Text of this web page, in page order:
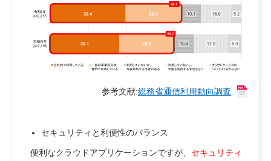
参考文献:総務省通信利用動向調査
セキュリティと利便性のバランス
便利なクラウドアプリケーションですが、 セキュリティ